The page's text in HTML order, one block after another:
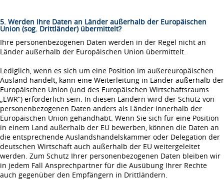
5. Werden Ihre Daten an Länder außerhalb der Europäischen
Union (sog. Drittländer) übermittelt?
Ihre personenbezogenen Daten werden in der Regel nicht an
Länder außerhalb der Europäischen Union übermittelt.
Lediglich, wenn es sich um eine Position im außereuropäischen
Ausland handelt, kann eine Weiterleitung in Länder außerhalb der
Europäischen Union (und des Europäischen Wirtschaftsraums
„EWR“) erforderlich sein. In diesen Ländern wird der Schutz von
personenbezogenen Daten anders als Länder innerhalb der
Europäischen Union gehandhabt. Wenn Sie sich für eine Position
in einem Land außerhalb der EU bewerben, können die Daten an
die entsprechende Auslandshandelskammer oder Delegation der
deutschen Wirtschaft auch außerhalb der EU weitergeleitet
werden. Zum Schutz Ihrer personenbezogenen Daten bleiben wir
in jedem Fall Ansprechpartner für die Ausübung Ihrer Rechte
auch gegenüber den Empfängern in Drittländern.